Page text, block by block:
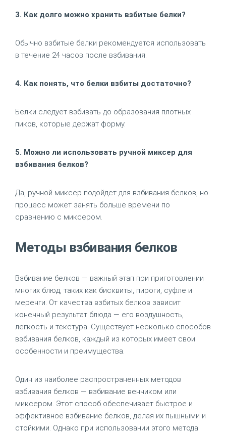
3. Как долго можно хранить взбитые белки?
Обычно взбитые белки рекомендуется использовать
в течение 24 часов после взбивания.
4. Как понять, что белки взбиты достаточно?
Белки следует взбивать до образования плотных
пиков, которые держат форму.
5. Можно ли использовать ручной миксер для
взбивания белков?
Да, ручной миксер подойдет для взбивания белков, но
процесс может занять больше времени по
сравнению с миксером.
Методы взбивания белков
Взбивание белков — важный этап при приготовлении
многих блюд, таких как бисквиты, пироги, суфле и
меренги. От качества взбитых белков зависит
конечный результат блюда — его воздушность,
легкость и текстура. Существует несколько способов
взбивания белков, каждый из которых имеет свои
особенности и преимущества.
Один из наиболее распространенных методов
взбивания белков — взбивание венчиком или
миксером. Этот способ обеспечивает быстрое и
эффективное взбивание белков, делая их пышными и
стойкими. Однако при использовании этого метода